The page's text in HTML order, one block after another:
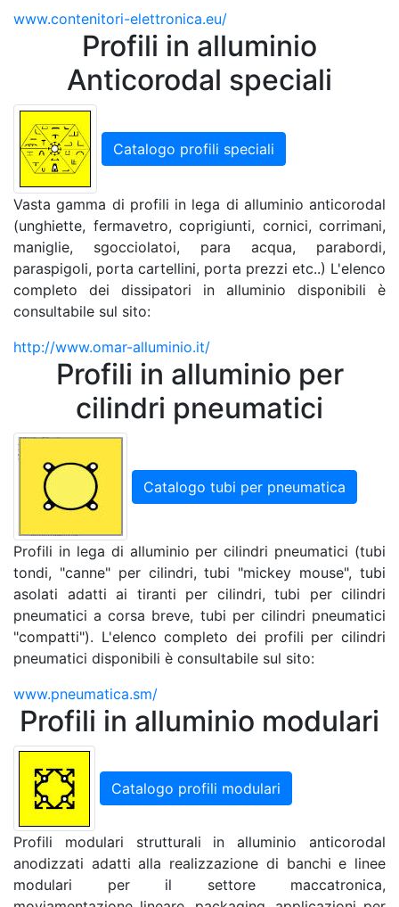
www.contenitori-elettronica.eu/
Profili in alluminio
Anticorodal speciali
Catalogo profili speciali
Vasta gamma di profili in lega di alluminio anticorodal
(unghiette, fermavetro, coprigiunti, cornici, corrimani,
maniglie, sgocciolatoi, para acqua, parabordi,
paraspigoli, porta cartellini, porta prezzi etc..) L'elenco
completo dei dissipatori in alluminio disponibili è
consultabile sul sito:
http://www.omar-alluminio.it/
Profili in alluminio per
cilindri pneumatici
Catalogo tubi per pneumatica
Profili in lega di alluminio per cilindri pneumatici (tubi
tondi, "canne" per cilindri, tubi "mickey mouse", tubi
asolati adatti ai tiranti per cilindri, tubi per cilindri
pneumatici a corsa breve, tubi per cilindri pneumatici
"compatti"). L'elenco completo dei profili per cilindri
pneumatici disponibili è consultabile sul sito:
www.pneumatica.sm/
Profili in alluminio modulari
Catalogo profili modulari
Profili modulari strutturali in alluminio anticorodal
anodizzati adatti alla realizzazione di banchi e linee
modulari per il settore maccatronica,